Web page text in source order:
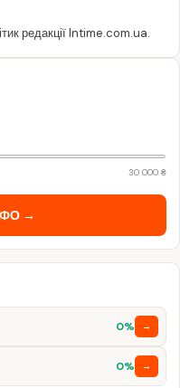
редакції Intime.com.ua.
30 000 ₴
→
0% →
0% →